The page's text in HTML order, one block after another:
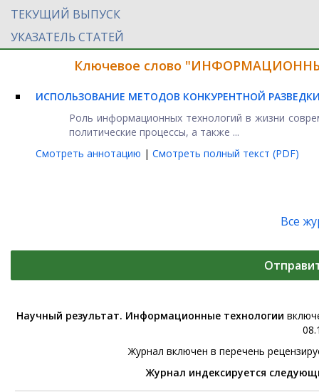
ТЕКУЩИЙ ВЫПУСК
УКАЗАТЕЛЬ СТАТЕЙ
Ключевое слово
ИСПОЛЬЗОВАНИЕ МЕТОДОВ КОНКУРЕНТНОЙ
Роль информационных технологий в жизни
политические процессы, а также ...
Смотреть аннотацию | Смотреть полный текст (PDF)
Все
Научный результат. Информационные технологии
Журнал включен в перечень
Журнал индексируется